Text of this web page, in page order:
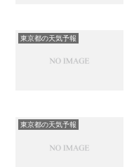
東京都の天気予報
東京都の天気予報